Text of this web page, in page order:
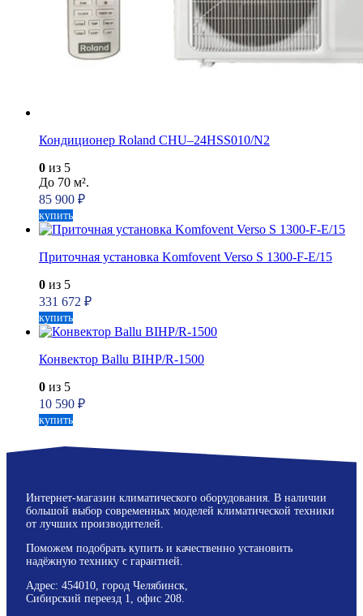
Кондиционер Roland CHU–24HSS010/N2
0 из 5
До 70 м².
85 900 ₽
купить
Приточная установка Komfovent Verso S 1300-F-E/15
0 из 5
331 672 ₽
купить
Конвектор Ballu BIHP/R-1500
0 из 5
10 590 ₽
купить
Интернет-магазин климатического оборудования. В наличии
большой выбор современных моделей климатической техники
от лучших производителей.
Поможем подобрать купить и качественно установить
надёжную технику с гарантией.
Адрес: 454010, город Челябинск,
Сибирский переезд 1, офис 208.